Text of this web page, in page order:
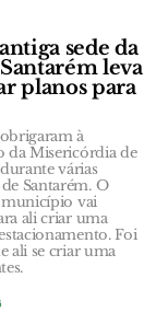
sede da
leva
planos para
à
da Misericórdia de
várias
Santarém. O
vai
ali criar uma
Foi
ali se criar uma